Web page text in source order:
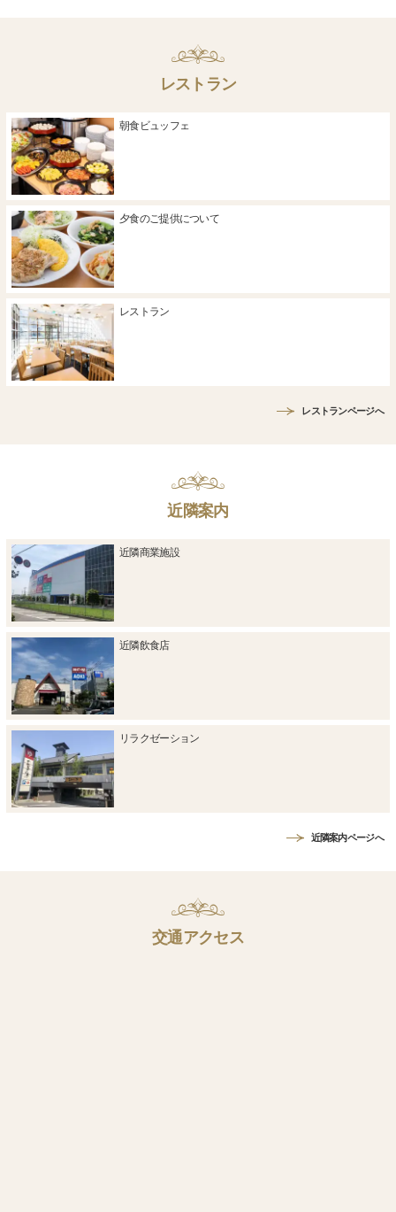
レストラン
朝食ビュッフェ
夕食のご提供について
レストラン
レストランページへ
近隣案内
近隣商業施設
近隣飲食店
リラクゼーション
近隣案内ページへ
交通アクセス